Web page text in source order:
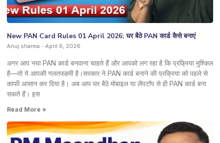
New PAN Card Rules 01 April 2026: घर बैठे PAN कार्ड कैसे बनाएं
Anuj sharma April 6, 2026
अगर आप नया PAN कार्ड बनवाना चाहते हैं और आपको लग रहा है कि प्रक्रिया मुश्किल
है—तो ये आपकी गलतफहमी है।सरकार ने PAN कार्ड बनाने की प्रक्रिया को पहले से
काफी आसान कर दिया है। अब आप घर बैठे मोबाइल या लैपटॉप से ही PAN कार्ड बना
सकते हैं। इस
Read More »